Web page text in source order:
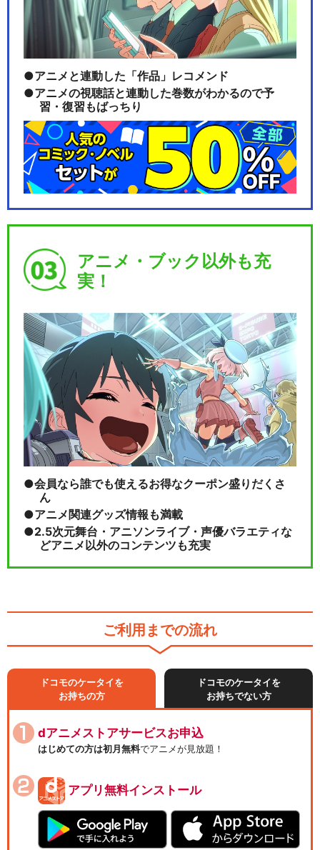
アニメと連動した「作品」レコメンド
アニメの視聴話と連動した巻数がわかるので予
習・復習もばっちり
アニメ・ブック以外も充
実！
会員なら誰でも使えるお得なクーポン盛りだくさ
ん
アニメ関連グッズ情報も満載
2.5次元舞台・アニソンライブ・声優バラエティな
どアニメ以外のコンテンツも充実
ご利用までの流れ
ドコモのケータイを
お持ちの方
ドコモのケータイを
お持ちでない方
dアニメストアサービスお申込
はじめての方は初月無料でアニメが見放題！
アプリ無料インストール